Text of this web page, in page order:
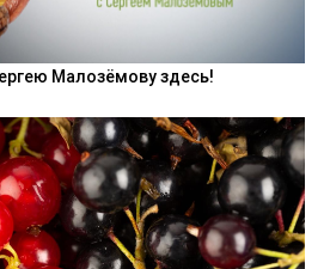
Малозёмову здесь!